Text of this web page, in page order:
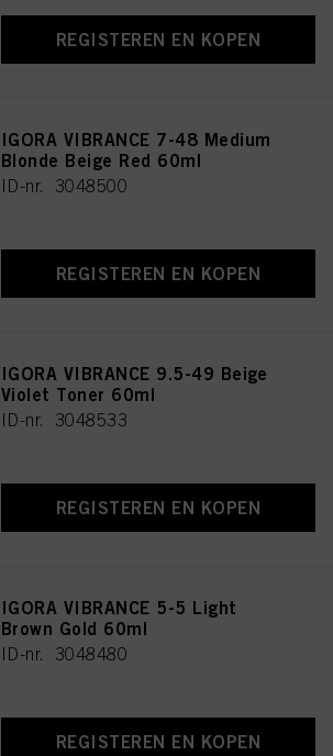
REGISTEREN EN KOPEN
IGORA VIBRANCE 7-48 Medium
Blonde Beige Red 60ml
ID-nr. 3048500
REGISTEREN EN KOPEN
IGORA VIBRANCE 9.5-49 Beige
Violet Toner 60ml
ID-nr. 3048533
REGISTEREN EN KOPEN
IGORA VIBRANCE 5-5 Light
Brown Gold 60ml
ID-nr. 3048480
REGISTEREN EN KOPEN